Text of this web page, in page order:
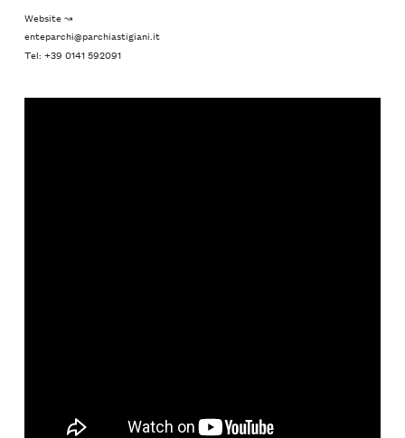
Website ↝
enteparchi@parchiastigiani.it
Tel: +39 0141 592091